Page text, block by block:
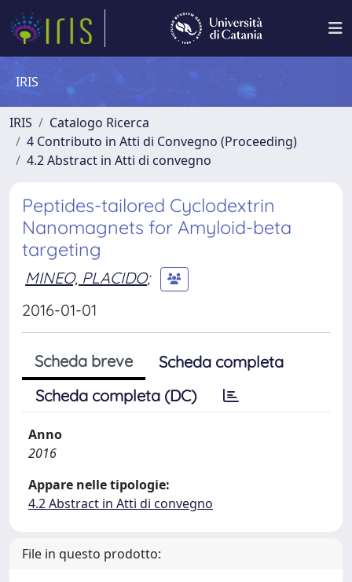
IRIS
IRIS
Catalogo Ricerca
4 Contributo in Atti di Convegno (Proceeding)
4.2 Abstract in Atti di convegno
Peptides-tailored Cyclodextrin
Nanomagnets for Amyloid-beta
targeting
MINEO, PLACIDO;
2016-01-01
Scheda breve
Scheda completa
Scheda completa (DC)
Anno
2016
Appare nelle tipologie:
4.2 Abstract in Atti di convegno
File in questo prodotto: